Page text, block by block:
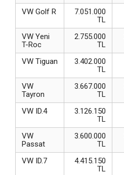
VW Golf R
7.051.000
TL
VW Yeni
T-Roc
2.755.000
TL
VW Tiguan
3.402.000
TL
VW
Tayron
3.667.000
TL
VW ID.4
3.126.150
TL
VW
Passat
3.600.000
TL
VW ID.7
4.415.150
TL